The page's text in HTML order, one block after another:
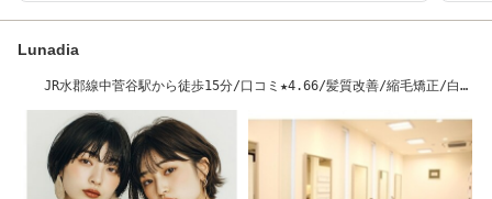
Lunadia
JR水郡線中菅谷駅から徒歩15分/口コミ★4.66/髪質改善/縮毛矯正/白髪